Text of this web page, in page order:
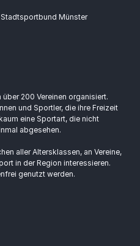
Münster
200 Vereinen organisiert.
und Sportler, die ihre Freizeit
eine Sportart, die nicht
abgesehen.
aller Altersklassen, an Vereine,
in der Region interessieren.
genutzt werden.